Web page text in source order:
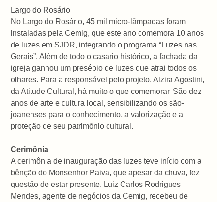
Largo do Rosário
No Largo do Rosário, 45 mil micro-lâmpadas foram
instaladas pela Cemig, que este ano comemora 10 anos
de luzes em SJDR, integrando o programa “Luzes nas
Gerais”. Além de todo o casario histórico, a fachada da
igreja ganhou um presépio de luzes que atrai todos os
olhares. Para a responsável pelo projeto, Alzira Agostini,
da Atitude Cultural, há muito o que comemorar. São dez
anos de arte e cultura local, sensibilizando os são-
joanenses para o conhecimento, a valorização e a
proteção de seu patrimônio cultural.
Cerimônia
A cerimônia de inauguração das luzes teve início com a
bênção do Monsenhor Paiva, que apesar da chuva, fez
questão de estar presente. Luiz Carlos Rodrigues
Mendes, agente de negócios da Cemig, recebeu de